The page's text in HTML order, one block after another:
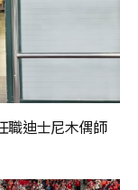
職迪士尼木偶師